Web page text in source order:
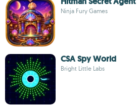
Ninja Fury Games
CSA Spy World
Bright Little Labs